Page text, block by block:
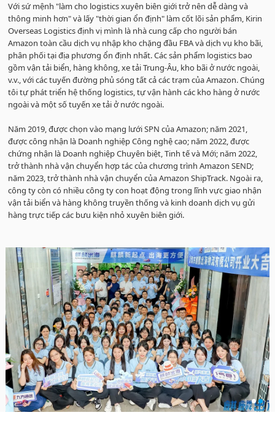
Với sứ mệnh "làm cho logistics xuyên biên giới trở nên dễ dàng và
thông minh hơn" và lấy "thời gian ổn định" làm cốt lõi sản phẩm, Kirin
Overseas Logistics định vị mình là nhà cung cấp cho người bán
Amazon toàn cầu dịch vụ nhập kho chặng đầu FBA và dịch vụ kho bãi,
phân phối tại địa phương ổn định nhất. Các sản phẩm logistics bao
gồm vận tải biển, hàng không, xe tải Trung-Âu, kho bãi ở nước ngoài,
v.v., với các tuyến đường phủ sóng tất cả các trạm của Amazon. Chúng
tôi tự phát triển hệ thống logistics, tự vận hành các kho hàng ở nước
ngoài và một số tuyến xe tải ở nước ngoài.
Năm 2019, được chọn vào mạng lưới SPN của Amazon; năm 2021,
được công nhận là Doanh nghiệp Công nghệ cao; năm 2022, được
chứng nhận là Doanh nghiệp Chuyên biệt, Tinh tế và Mới; năm 2022,
trở thành nhà vận chuyển hợp tác của chương trình Amazon SEND;
năm 2023, trở thành nhà vận chuyển của Amazon ShipTrack. Ngoài ra,
công ty còn có nhiều công ty con hoạt động trong lĩnh vực giao nhận
vận tải biển và hàng không truyền thống và kinh doanh dịch vụ gửi
hàng trực tiếp các bưu kiện nhỏ xuyên biên giới.